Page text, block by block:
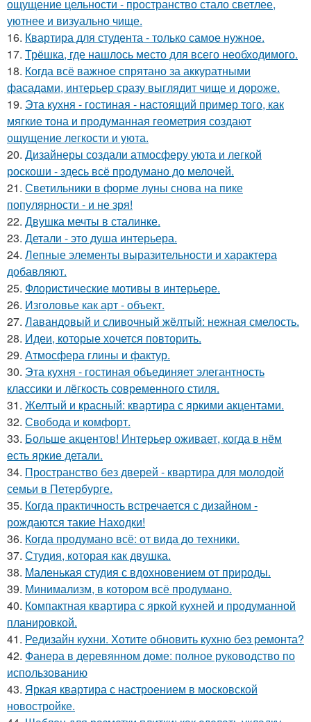
ощущение цельности - пространство стало светлее,
уютнее и визуально чище.
16. Квартира для студента - только самое нужное.
17. Трёшка, где нашлось место для всего необходимого.
18. Когда всё важное спрятано за аккуратными
фасадами, интерьер сразу выглядит чище и дороже.
19. Эта кухня - гостиная - настоящий пример того, как
мягкие тона и продуманная геометрия создают
ощущение легкости и уюта.
20. Дизайнеры создали атмосферу уюта и легкой
роскоши - здесь всё продумано до мелочей.
21. Светильники в форме луны снова на пике
популярности - и не зря!
22. Двушка мечты в сталинке.
23. Детали - это душа интерьера.
24. Лепные элементы выразительности и характера
добавляют.
25. Флористические мотивы в интерьере.
26. Изголовье как арт - объект.
27. Лавандовый и сливочный жёлтый: нежная смелость.
28. Идеи, которые хочется повторить.
29. Атмосфера глины и фактур.
30. Эта кухня - гостиная объединяет элегантность
классики и лёгкость современного стиля.
31. Желтый и красный: квартира с яркими акцентами.
32. Свобода и комфорт.
33. Больше акцентов! Интерьер оживает, когда в нём
есть яркие детали.
34. Пространство без дверей - квартира для молодой
семьи в Петербурге.
35. Когда практичность встречается с дизайном -
рождаются такие Находки!
36. Когда продумано всё: от вида до техники.
37. Студия, которая как двушка.
38. Маленькая студия с вдохновением от природы.
39. Минимализм, в котором всё продумано.
40. Компактная квартира с яркой кухней и продуманной
планировкой.
41. Редизайн кухни. Хотите обновить кухню без ремонта?
42. Фанера в деревянном доме: полное руководство по
использованию
43. Яркая квартира с настроением в московской
новостройке.